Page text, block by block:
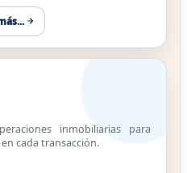
inmobiliarias para
cada transacción.